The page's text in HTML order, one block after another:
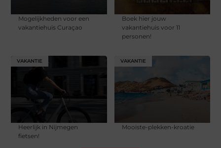
Mogelijkheden voor een
vakantiehuis Curaçao
Boek hier jouw
vakantiehuis voor 11
personen!
VAKANTIE
Heerlijk in Nijmegen
fietsen!
VAKANTIE
Mooiste-plekken-kroatie